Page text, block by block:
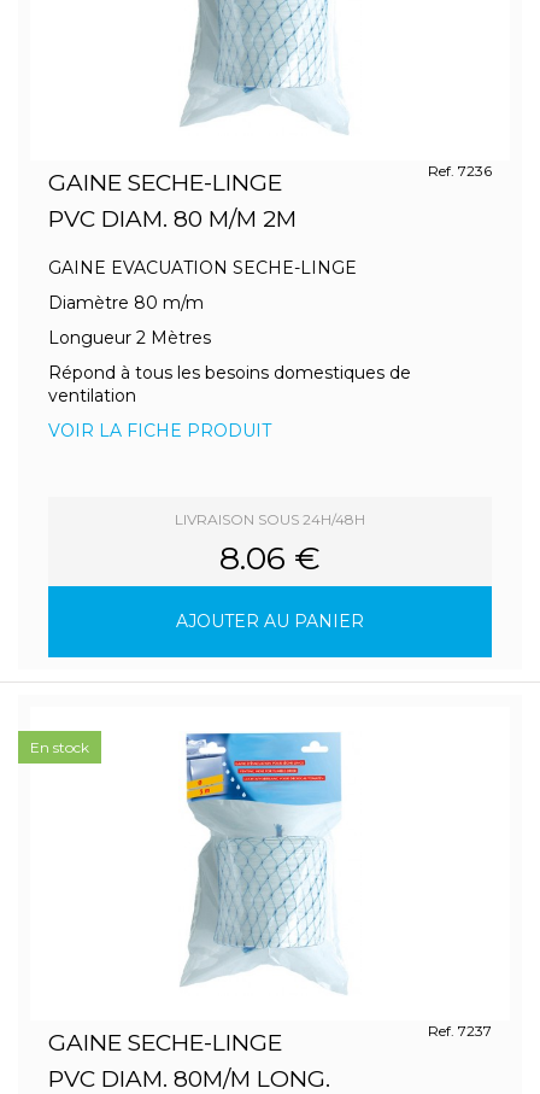
GAINE SECHE-LINGE
PVC DIAM. 80 M/M 2M
Ref. 7236
GAINE EVACUATION SECHE-LINGE
Diamètre 80 m/m
Longueur 2 Mètres
Répond à tous les besoins domestiques de
ventilation
VOIR LA FICHE PRODUIT
LIVRAISON SOUS 24H/48H
8.06 €
AJOUTER AU PANIER
GAINE SECHE-LINGE
PVC DIAM. 80M/M LONG.
Ref. 7237
En stock